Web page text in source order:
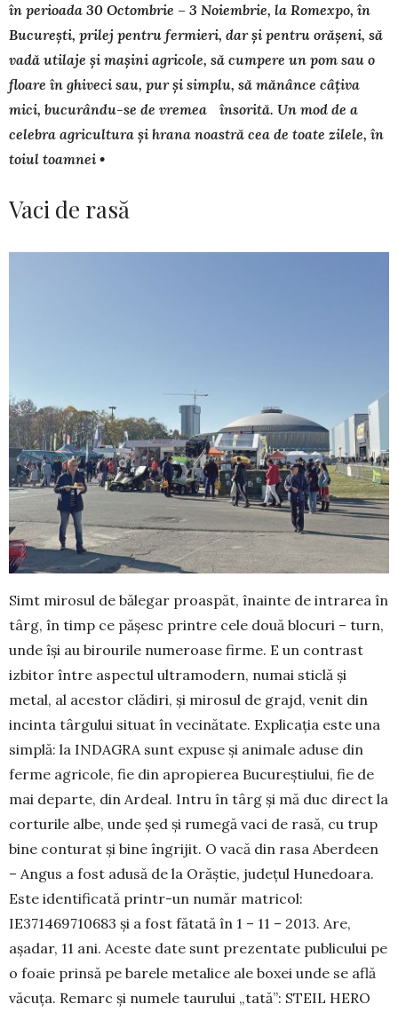
în perioada 30 Octombrie – 3 Noiembrie, la Romexpo, în
București, prilej pentru fermieri, dar și pentru orășeni, să
vadă utilaje și mașini agricole, să cumpere un pom sau o
floare în ghiveci sau, pur și simplu, să mănânce câțiva
mici, bucurându-se de vremea însorită. Un mod de a
celebra agricultura și hrana noastră cea de toate zilele, în
toiul toamnei •
Vaci de rasă
Simt mirosul de bălegar proaspăt, înainte de intrarea în
târg, în timp ce pășesc printre cele două blocuri – turn,
unde își au birourile numeroase firme. E un contrast
izbitor între aspectul ultramodern, numai sticlă și
metal, al acestor clădiri, și mirosul de grajd, venit din
incinta târgului situat în vecinătate. Explicația este una
simplă: la INDAGRA sunt expuse și animale aduse din
ferme agricole, fie din apropierea Bucureștiului, fie de
mai departe, din Ardeal. Intru în târg și mă duc direct la
corturile albe, unde șed și rumegă vaci de rasă, cu trup
bine conturat și bine îngrijit. O vacă din rasa Aberdeen
– Angus a fost adusă de la Orăștie, județul Hunedoara.
Este identificată printr-un număr matricol:
IE371469710683 și a fost fătată în 1 – 11 – 2013. Are,
așadar, 11 ani. Aceste date sunt prezentate publicului pe
o foaie prinsă pe barele metalice ale boxei unde se află
văcuța. Remarc și numele taurului „tată”: STEIL HERO